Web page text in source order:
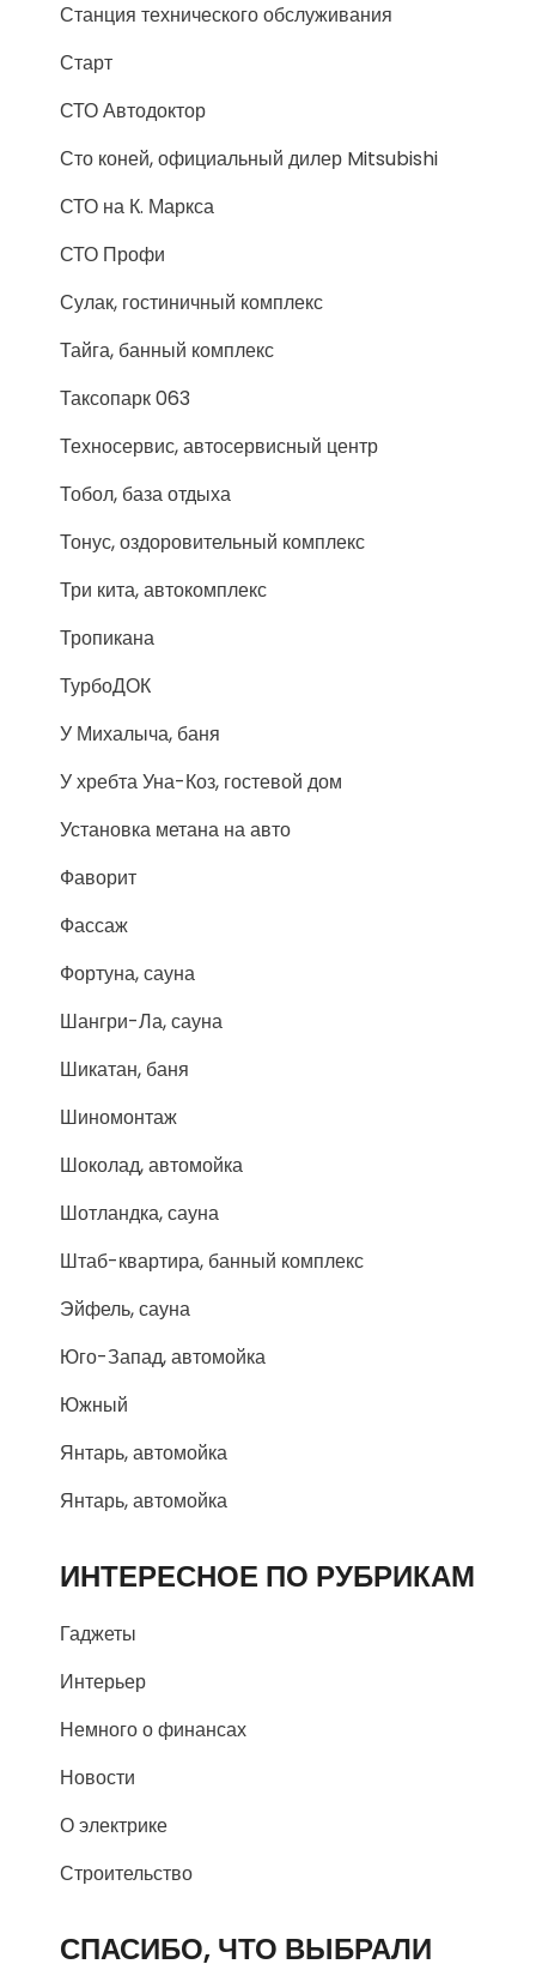
Станция технического обслуживания
Старт
СТО Автодоктор
Сто коней, официальный дилер Mitsubishi
СТО на К. Маркса
СТО Профи
Сулак, гостиничный комплекс
Тайга, банный комплекс
Таксопарк 063
Техносервис, автосервисный центр
Тобол, база отдыха
Тонус, оздоровительный комплекс
Три кита, автокомплекс
Тропикана
ТурбоДОК
У Михалыча, баня
У хребта Уна-Коз, гостевой дом
Установка метана на авто
Фаворит
Фассаж
Фортуна, сауна
Шангри-Ла, сауна
Шикатан, баня
Шиномонтаж
Шоколад, автомойка
Шотландка, сауна
Штаб-квартира, банный комплекс
Эйфель, сауна
Юго-Запад, автомойка
Южный
Янтарь, автомойка
Янтарь, автомойка
ИНТЕРЕСНОЕ ПО РУБРИКАМ
Гаджеты
Интерьер
Немного о финансах
Новости
О электрике
Строительство
СПАСИБО, ЧТО ВЫБРАЛИ